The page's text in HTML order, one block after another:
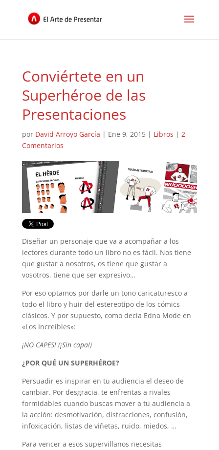
Conviértete en un
Superhéroe de las
Presentaciones
por David Arroyo García | Ene 9, 2015| Libros | 2
Comentarios
Diseñar un personaje que va a acompañar a los
lectores durante todo un libro no es fácil. Nos tiene
que gustar a nosotros, os tiene que gustar a
vosotros, tiene que ser expresivo…
Por eso optamos por darle un tono caricaturesco a
todo el libro y huir del estereotipo de los cómics
clásicos. Y por supuesto, como decía Edna Mode en
«Los Increíbles»:
¡NO CAPES! (¡Sin capa!)
¿POR QUÉ UN SUPERHÉROE?
Persuadir es inspirar en tu audiencia el deseo de
cambiar. Por desgracia, te enfrentas a rivales
formidables cuando buscas mover a tu audiencia a
la acción: desmotivación, distracciones, confusión,
infoxicación, listas de viñetas, ruido, miedos, …
Para vencer a esos supervillanos necesitas